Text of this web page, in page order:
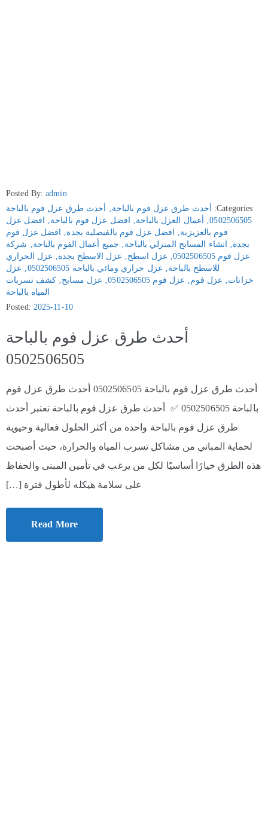
Posted By:admin
Categories:
أحدث طرق عزل فوم بالباحة
أحدث طرق عزل فوم بالباحة
0502506505
‚ أعمال العزل بالباحة افضل عزل فوم بالباحة
افضل عزل
فوم بالعزيزية
افضل عزل فوم بالفيصلية بجدة
افضل عزل فوم
بجدة
انشاء المسابح المنزلي بالباحة جميع أعمال الفوم بالباحة
شركة
عزل فوم 0502506505
عزل اسطح عزل الاسطح بجدة
عزل الحراري
للاسطح بالباحة
عزل حراري ومائي بالباحة 0502506505
عزل
خزانات
عزل فوم عزل فوم 0502506505 ‚ عزل مسابح
كشف تسربات
المياه بالباحة
Posted: 2025-11-10
أحدث طرق عزل فوم بالباحة
0502506505
أحدث طرق عزل فوم بالباحة 0502506505 أحدث طرق عزل فوم
بالباحة 0502506505 ✅ أحدث طرق عزل فوم بالباحة تعتبر أحدث
طرق عزل فوم بالباحة واحدة من أكثر الحلول فعالية وحيوية
لحماية المباني من مشاكل تسرب المياه والحرارة، حيث أصبحت
هذه الطرق خيارًا أساسيًا لكل من يرغب في تأمين المبنى والحفاظ
على سلامة هيكله لأطول فترة […]
Read More